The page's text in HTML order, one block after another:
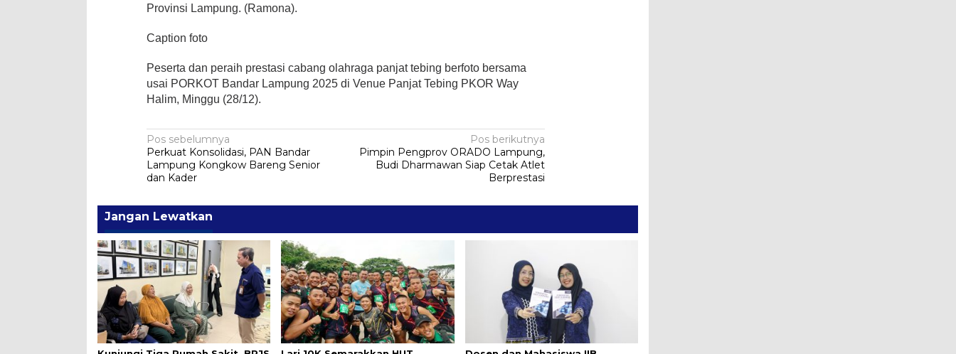
Provinsi Lampung. (Ramona).
Caption foto
Peserta dan peraih prestasi cabang olahraga panjat tebing berfoto bersama
usai PORKOT Bandar Lampung 2025 di Venue Panjat Tebing PKOR Way
Halim, Minggu (28/12).
Navigasi
pos
Pos sebelumnya
Perkuat Konsolidasi, PAN Bandar
Lampung Kongkow Bareng Senior
dan Kader
Pos berikutnya
Pimpin Pengprov ORADO Lampung,
Budi Dharmawan Siap Cetak Atlet
Berprestasi
Jangan Lewatkan